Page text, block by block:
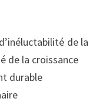
de la
de la croissance
durable